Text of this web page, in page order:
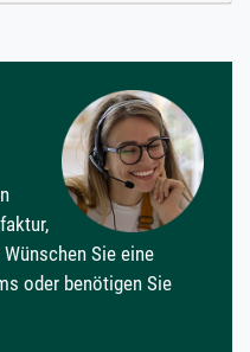
Sie eine
oder benötigen Sie